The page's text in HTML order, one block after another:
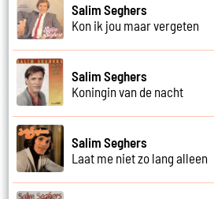
Salim Seghers
Kon ik jou maar vergeten
Salim Seghers
Koningin van de nacht
Salim Seghers
Laat me niet zo lang alleen